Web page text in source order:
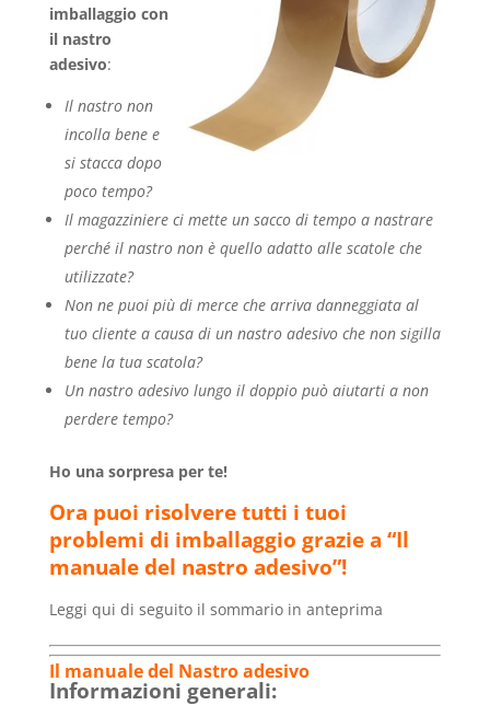
imballaggio con
il nastro
adesivo:
Il nastro non
incolla bene e
si stacca dopo
poco tempo?
Il magazziniere ci mette un sacco di tempo a nastrare
perché il nastro non è quello adatto alle scatole che
utilizzate?
Non ne puoi più di merce che arriva danneggiata al
tuo cliente a causa di un nastro adesivo che non sigilla
bene la tua scatola?
Un nastro adesivo lungo il doppio può aiutarti a non
perdere tempo?
Ho una sorpresa per te!
Ora puoi risolvere tutti i tuoi
problemi di imballaggio grazie a “Il
manuale del nastro adesivo”!
Leggi qui di seguito il sommario in anteprima
Il manuale del Nastro adesivo
Informazioni generali: